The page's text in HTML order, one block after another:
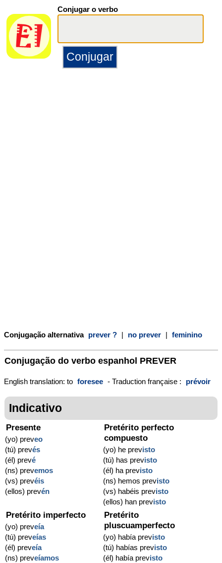
Conjugar o verbo
Conjugação alternativa prever ? | no prever | feminino
Conjugação do verbo espanhol PREVER
English translation: to foresee - Traduction française : prévoir
Indicativo
Presente
(yo) preveo
(tú) prevés
(él) prevé
(ns) prevemos
(vs) prevéis
(ellos) prevén
Pretérito perfecto
compuesto
(yo) he previsto
(tú) has previsto
(él) ha previsto
(ns) hemos previsto
(vs) habéis previsto
(ellos) han previsto
Pretérito imperfecto
(yo) preveía
(tú) preveías
(él) preveía
(ns) preveíamos
Pretérito
pluscuamperfecto
(yo) había previsto
(tú) habías previsto
(él) había previsto